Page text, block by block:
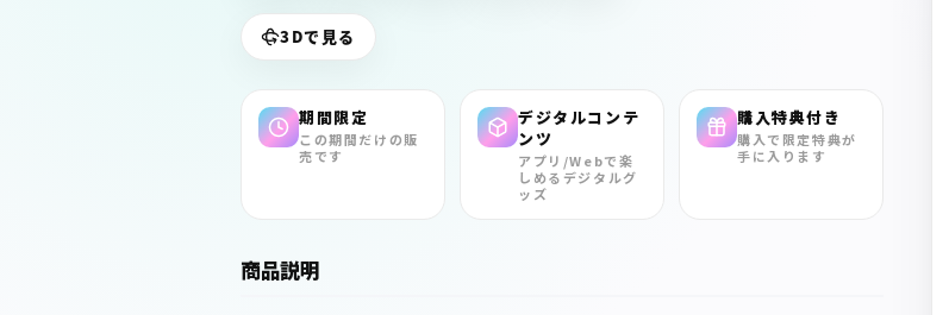
3Dで見る
期間限定
この期間だけの販
売です
デジタルコンテ
ンツ
アプリ/Webで楽
しめるデジタルグ
ッズ
購入特典付き
購入で限定特典が
手に入ります
商品説明